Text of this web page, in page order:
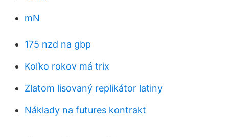
mN
175 nzd na gbp
Koľko rokov má trix
Zlatom lisovaný replikátor latiny
Náklady na futures kontrakt